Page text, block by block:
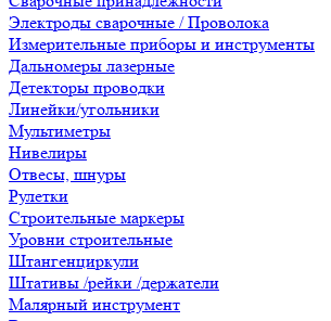
Электроды сварочные / Проволока
Измерительные приборы и инструменты
Дальномеры лазерные
Детекторы проводки
Линейки/угольники
Мультиметры
Нивелиры
Отвесы, шнуры
Рулетки
Строительные маркеры
Уровни строительные
Штангенциркули
Штативы /рейки /держатели
Малярный инструмент